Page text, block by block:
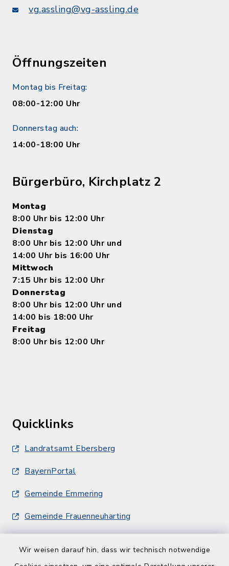
Wir weisen darauf hin, dass wir technisch notwendige
vg.assling@vg-assling.de
Öffnungszeiten
Montag bis Freitag:
08:00-12:00 Uhr
Donnerstag auch:
14:00-18:00 Uhr
Bürgerbüro, Kirchplatz 2
Montag
8:00 Uhr bis 12:00 Uhr
Dienstag
8:00 Uhr bis 12:00 Uhr und
14:00 Uhr bis 16:00 Uhr
Mittwoch
7:15 Uhr bis 12:00 Uhr
Donnerstag
8:00 Uhr bis 12:00 Uhr und
14:00 bis 18:00 Uhr
Freitag
8:00 Uhr bis 12:00 Uhr
Quicklinks
Landratsamt Ebersberg
BayernPortal
Gemeinde Emmering
Gemeinde Frauenneuharting